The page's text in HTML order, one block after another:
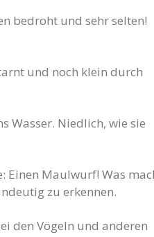
bedroht und sehr selten!
und noch klein durch
Wasser. Niedlich, wie sie
Einen Maulwurf! Was
zu erkennen.
den Vögeln und anderen